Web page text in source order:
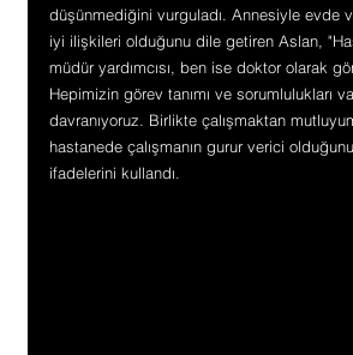
düşünmediğini vurguladı. Annesiyle evde
iyi ilişkileri olduğunu dile getiren Aslan,
müdür yardımcısı, ben ise doktor olarak
Hepimizin görev tanımı ve sorumlulukları
davranıyoruz. Birlikte çalışmaktan
hastanede çalışmanın gurur verici
ifadelerini kullandı.